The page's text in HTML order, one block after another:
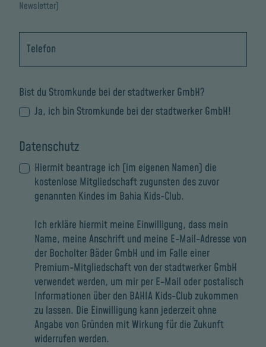
Newsletter)
Telefon
Bist du Stromkunde bei der stadtwerker GmbH?
Ja, ich bin Stromkunde bei der stadtwerker GmbH!
Datenschutz
Hiermit beantrage ich (im eigenen Namen) die
kostenlose Mitgliedschaft zugunsten des zuvor
genannten Kindes im Bahia Kids-Club.
Ich erkläre hiermit meine Einwilligung, dass mein
Name, meine Anschrift und meine E-Mail-Adresse von
der Bocholter Bäder GmbH und im Falle einer
Premium-Mitgliedschaft von der stadtwerker GmbH
verwendet werden, um mir per E-Mail oder postalisch
Informationen über den BAHIA Kids-Club zukommen
zu lassen. Die Einwilligung kann jederzeit ohne
Angabe von Gründen mit Wirkung für die Zukunft
widerrufen werden.